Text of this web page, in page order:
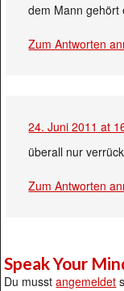
dem Mann gehört
Zum Antworten
24. Juni 2011 at
überall nur
Zum Antworten
Speak Your
Du musstangemeldet